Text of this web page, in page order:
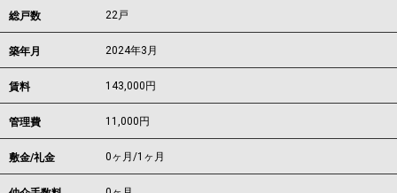
総戸数 22戸
築年月 2024年3月
賃料 143,000 円
管理費 11,000円
敷金/礼金 0ヶ月/1ヶ月